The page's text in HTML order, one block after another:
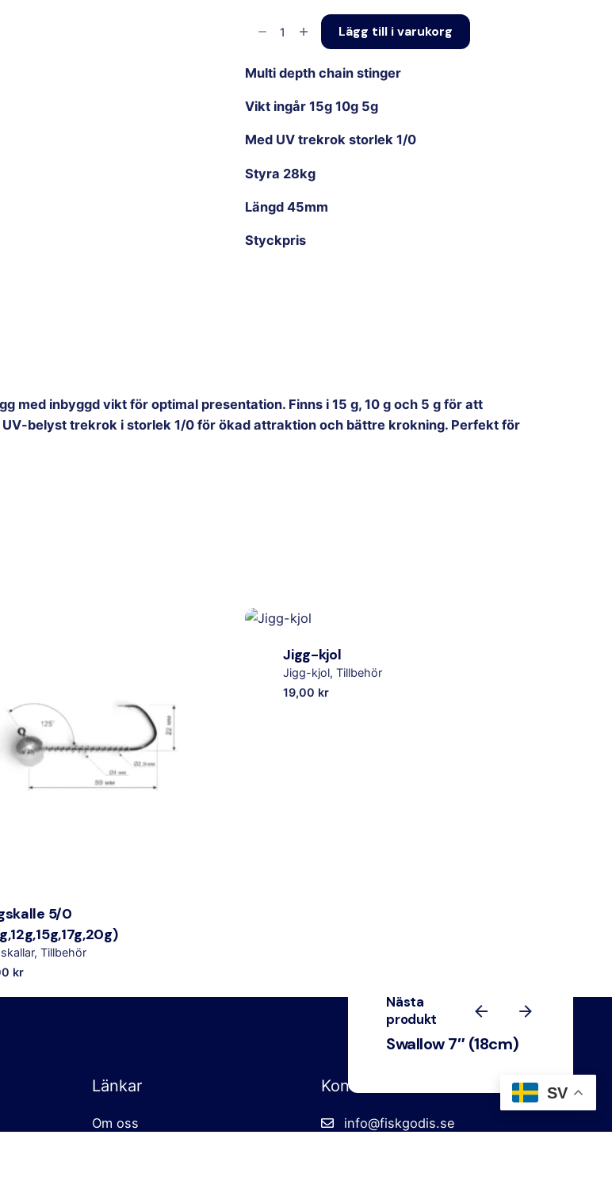
Stingers
49,00
Lägg till i varukorg
Multi depth chain stinger
Vikt ingår 15g 10g 5g
Med UV trekrok storlek 1/0
Styra 28kg
Längd 45mm
Styckpris
med inbyggd vikt för optimal presentation. Finns i 15 g, 10 g och 5 g för att
belyst trekrok i storlek 1/0 för ökad attraktion och bättre krokning. Perfekt för
5/0
Tillbehör
kr
Jigg-kjol
Jigg-kjol Tillbehör
19,00 kr
Nästa
produkt
Swallow 7″ (18cm)
Länkar
Om oss
Kontakt
info@fiskgodis.se
SV